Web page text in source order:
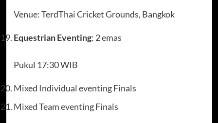
Venue: TerdThai Cricket Grounds, Bangkok
Equestrian Eventing: 2 emas
Pukul 17:30 WIB
Mixed Individual eventing Finals
Mixed Team eventing Finals